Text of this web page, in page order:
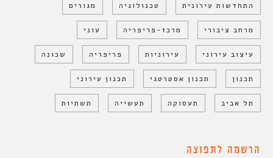
התחדשות עירונית טכנולוגיה מגורים
מרחב ציבורי מרכז-פריפריה עוני
עיצוב עירוני עירוניות פריפריה שכונה
תכנון תכנון אסטרטגי תכנון עירוני
תל אביב תעסוקה תעשייה תשתיות
הרשמה לתפוצה